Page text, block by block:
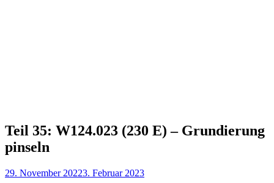
Teil 35: W124.023 (230 E) – Grundierung
pinseln
29. November 20223. Februar 2023